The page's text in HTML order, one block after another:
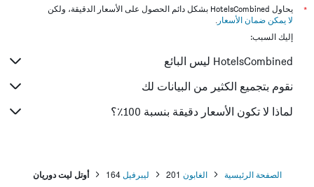
*
يحاول HotelsCombined بشكل دائم الحصول على الأسعار الدقيقة، ولكن
لا يمكن ضمان الأسعار .
إليك السبب:
HotelsCombined ليس البائع
نقوم بتجميع الكثير من البيانات لك
لماذا لا تكون الأسعار دقيقة بنسبة 100٪؟
الصفحة الرئيسية الغابون 201 ليبرفيل 164 أوتل ليت دوريان